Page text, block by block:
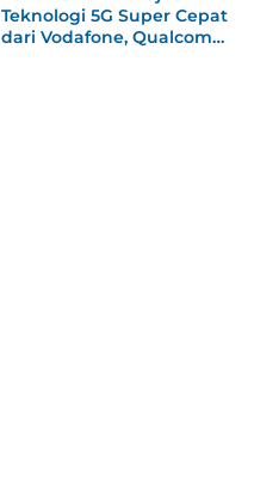
Teknologi 5G Super Cepat
dari Vodafone, Qualcomm,